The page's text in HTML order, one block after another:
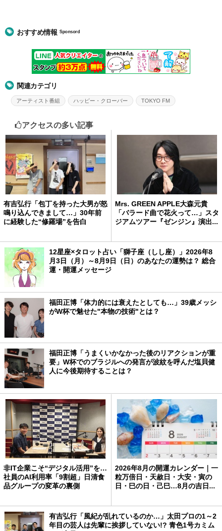
おすすめ情報Sponsord
関連カテゴリ
アーティスト番組 ハッピー・クローバー TOKYO FM
アクセスの多い記事
有吉弘行「包丁を持った大男が怒
鳴り込んできまして…」30年前
に経験した“修羅場”を告白
Mrs. GREEN APPLE大森元貴
「バラード曲で花火って…」スタ
ジアムツアー『ゼンジン』演出...
12星座×タロット占い「獅子座（しし座）」2026年8
月3日（月）～8月9日（日）のあなたの運勢は？ 総合
運・開運メッセージ
福田正博「体力的には衰えたとしても…」39歳メッシ
がW杯で魅せた"本物の技術"とは？
福田正博「うまくいかなかった後のリアクションが重
要」W杯でのブラジルへの発言が波紋を呼んだ塩貝健
人に今後期待することは？
非IT企業こそ“デジタル活用”を…
社員のAI利用率「9割超」日清食
品グループの変革の裏側
2026年8月の開運カレンダー｜一
粒万倍日・天赦日・大安・寅の
日・巳の日・己巳…8月の吉日...
有吉弘行「風紀が乱れているのか…」太田プロの1～2
年目の芸人は先輩に挨拶していない!? 青色1号カミム